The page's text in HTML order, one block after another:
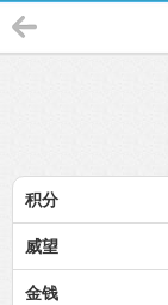
积分
威望
金钱